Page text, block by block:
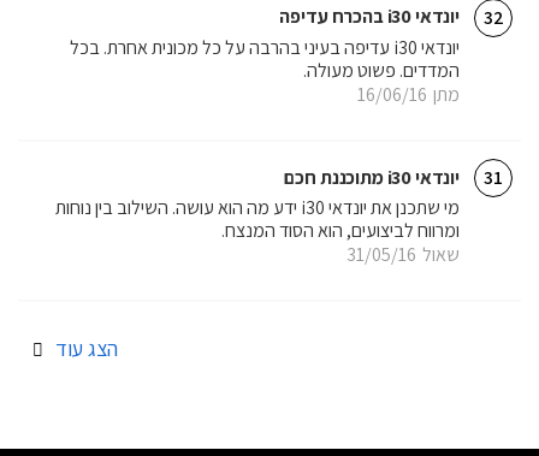
32 יונדאי i30 בהכרח עדיפה
מתן 16/06/16
יונדאי i30 עדיפה בעיני בהרבה על כל מכונית אחרת. בכל
המדדים. פשוט מעולה.
31 יונדאי i30 מתוכננת חכם
שאול 31/05/16
מי שתכנן את יונדאי i30 ידע מה הוא עושה. השילוב בין נוחות
ומרווח לביצועים, הוא הסוד המנצח.
הצג עוד